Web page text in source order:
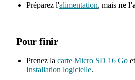
Préparez l'alimentation, mais ne
Pour finir
Prenez la carte Micro SD 16 Go
Installation logicielle.